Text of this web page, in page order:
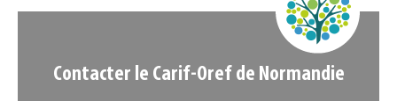
Contacter le Carif-Oref de Normandie